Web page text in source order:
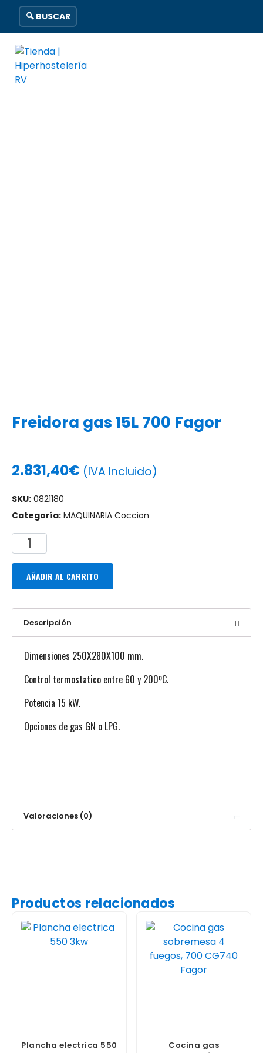
🔍 BUSCAR
Freidora gas 15L 700 Fagor
2.831,40€ (IVA Incluido)
SKU: 0821180
Categoría: MAQUINARIA Coccion
AÑADIR AL CARRITO
Descripción
Dimensiones 250X280X100 mm.
Control termostatico entre 60 y 200ºC.
Potencia 15 kW.
Opciones de gas GN o LPG.
Valoraciones (0)
Productos relacionados
Plancha electrica 550
Cocina gas